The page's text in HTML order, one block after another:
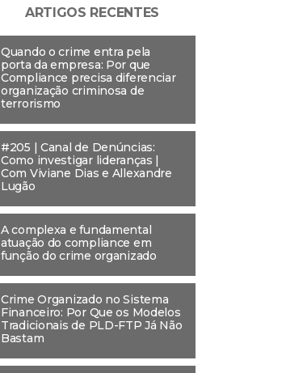
ARTIGOS RECENTES
Quando o crime entra pela
porta da empresa: Por que
Compliance precisa diferenciar
organização criminosa de
terrorismo
#205 | Canal de Denúncias:
Como investigar lideranças |
Com Viviane Dias e Allexandre
Lugão
A complexa e fundamental
atuação do compliance em
função do crime organizado
Crime Organizado no Sistema
Financeiro: Por Que os Modelos
Tradicionais de PLD-FTP Já Não
Bastam